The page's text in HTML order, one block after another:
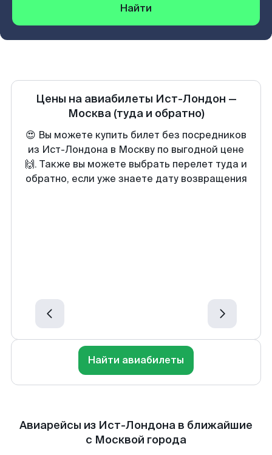
Найти
Цены на авиабилеты Ист-Лондон —
Москва (туда и обратно)
😍 Вы можете купить билет без посредников
из Ист-Лондона в Москву по выгодной цене
🙌. Также вы можете выбрать перелет туда и
обратно, если уже знаете дату возвращения
Найти авиабилеты
Авиарейсы из Ист-Лондона в ближайшие
с Москвой города